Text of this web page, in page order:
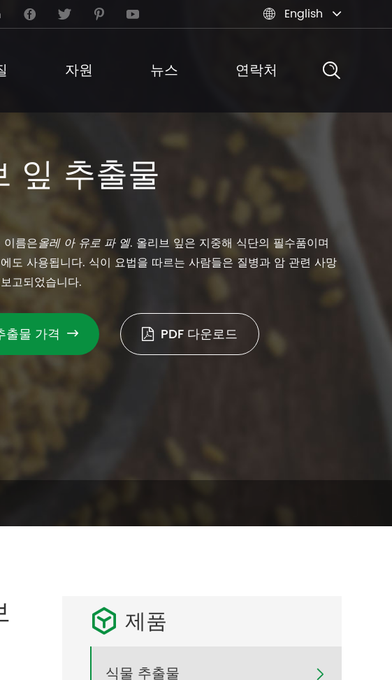
     English
자원 뉴스 연락처
잎 추출물
름은올레 아 유로 파 엘. 올리브 잎은 지중해 식단의 필수품이며
도 사용됩니다. 식이 요법을 따르는 사람들은 질병과 암 관련 사망
고되었습니다.
출물 가격  PDF 다운로드
 제품
식물 추출물 